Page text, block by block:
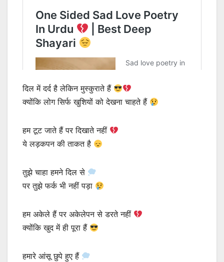
दिल में दर्द है लेकिन मुस्कुराते हैं
क्योंकि लोग सिर्फ खुशियों को देखना चाहते हैं
हम टूट जाते हैं पर दिखाते नहीं
ये लड़कपन की ताकत है
तुझे चाहा हमने दिल से
पर तुझे फर्क भी नहीं पड़ा
हम अकेले हैं पर अकेलेपन से डरते नहीं
क्योंकि खुद में ही पूरा हैं
हमारे आंसू छुपे हुए हैं